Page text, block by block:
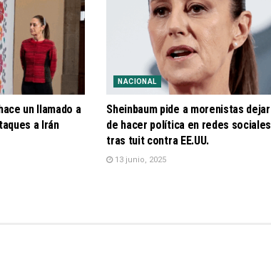
un llamado a
a Irán
NACIONAL
Sheinbaum pide a morenistas dejar
de hacer política en redes sociales
tras tuit contra EE.UU.
13 junio, 2025